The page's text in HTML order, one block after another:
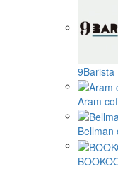
9Barista
Aram
Bellman